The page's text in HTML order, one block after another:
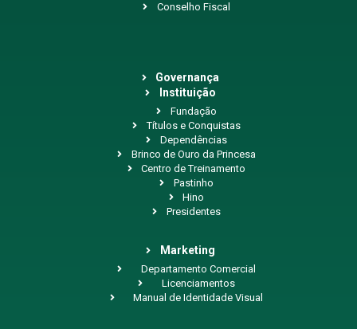
Conselho Fiscal
Governança
Instituição
Fundação
Títulos e Conquistas
Dependências
Brinco de Ouro da Princesa
Centro de Treinamento
Pastinho
Hino
Presidentes
Marketing
Departamento Comercial
Licenciamentos
Manual de Identidade Visual